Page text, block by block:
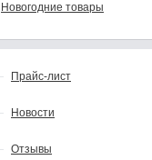
Новогодние товары
Прайс-лист
Новости
Отзывы